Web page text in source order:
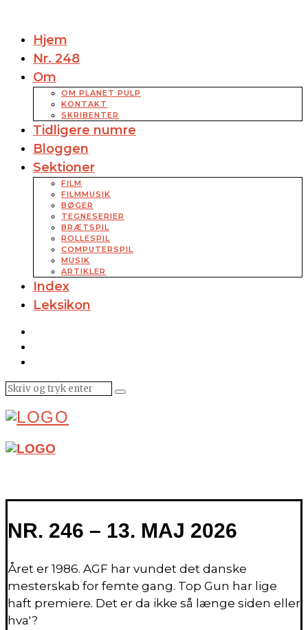
Hjem
Nr. 248
Om
OM PLANET PULP
KONTAKT
SKRIBENTER
Tidligere numre
Bloggen
Sektioner
FILM
FILMMUSIK
BØGER
TEGNESERIER
BRÆTSPIL
ROLLESPIL
COMPUTERSPIL
MUSIK
ARTIKLER
Index
Leksikon
NR. 246 – 13. MAJ 2026
Året er 1986. AGF har vundet det danske
mesterskab for femte gang. Top Gun har lige
haft premiere. Det er da ikke så længe siden eller
hva'?